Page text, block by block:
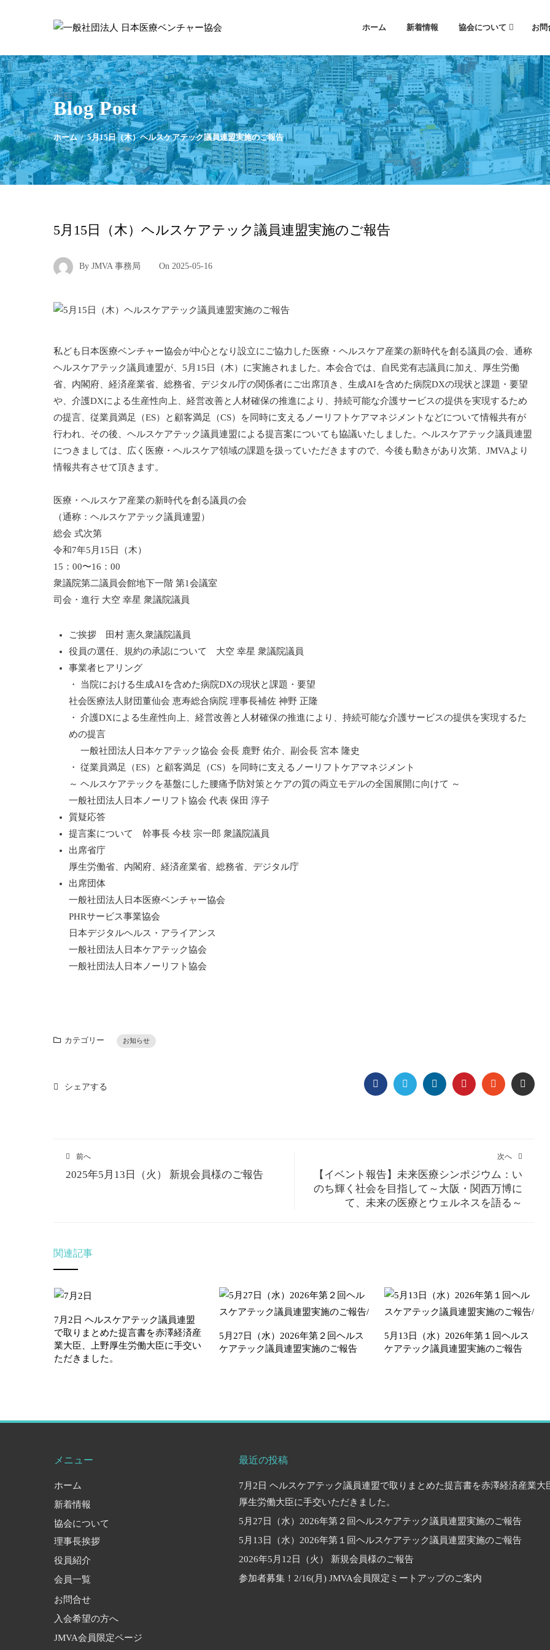
ホーム 新着情報 協会について お問
Blog Post
ホーム 5月15日（木）ヘルスケアテック議員連盟実施のご報告
5月15日（木）ヘルスケアテック議員連盟実施のご報告
By JMVA 事務局 On 2025-05-16
私ども日本医療ベンチャー協会が中心となり設立にご協力した医療・ヘルスケア産業の新時代を創る議員の会、通称
ヘルスケアテック議員連盟が、5月15日（木）に実施されました。本会合では、自民党有志議員に加え、厚生労働
省、内閣府、経済産業省、総務省、デジタル庁の関係者にご出席頂き、生成AIを含めた病院DXの現状と課題・要望
や、介護DXによる生産性向上、経営改善と人材確保の推進により、持続可能な介護サービスの提供を実現するため
の提言、従業員満足（ES）と顧客満足（CS）を同時に支えるノーリフトケアマネジメントなどについて情報共有が
行われ、その後、ヘルスケアテック議員連盟による提言案についても協議いたしました。ヘルスケアテック議員連盟
につきましては、広く医療・ヘルスケア領域の課題を扱っていただきますので、今後も動きがあり次第、JMVAより
情報共有させて頂きます。
医療・ヘルスケア産業の新時代を創る議員の会
（通称：ヘルスケアテック議員連盟）
総会 式次第
令和7年5月15日（木）
15：00〜16：00
衆議院第二議員会館地下一階 第1会議室
司会・進行 大空 幸星 衆議院議員
ご挨拶 田村 憲久衆議院議員
役員の選任、規約の承認について 大空 幸星 衆議院議員
事業者ヒアリング
・ 当院における生成AIを含めた病院DXの現状と課題・要望
社会医療法人財団董仙会 恵寿総合病院 理事長補佐 神野 正隆
・ 介護DXによる生産性向上、経営改善と人材確保の推進により、持続可能な介護サービスの提供を実現するた
めの提言
一般社団法人日本ケアテック協会 会長 鹿野 佑介、副会長 宮本 隆史
・ 従業員満足（ES）と顧客満足（CS）を同時に支えるノーリフトケアマネジメント
～ ヘルスケアテックを基盤にした腰痛予防対策とケアの質の両立モデルの全国展開に向けて ～
一般社団法人日本ノーリフト協会 代表 保田 淳子
質疑応答
提言案について 幹事長 今枝 宗一郎 衆議院議員
出席省庁
厚生労働省、内閣府、経済産業省、総務省、デジタル庁
出席団体
一般社団法人日本医療ベンチャー協会
PHRサービス事業協会
日本デジタルヘルス・アライアンス
一般社団法人日本ケアテック協会
一般社団法人日本ノーリフト協会
カテゴリー お知らせ
シェアする FACEBOOKTWITTERLINKEDINPINTEREST
前へ
2025年5月13日（火） 新規会員様のご報告
次へ
【イベント報告】未来医療シンポジウム：い
のち輝く社会を目指して～大阪・関西万博に
て、未来の医療とウェルネスを語る～
関連記事
7月2日 ヘルスケアテック議員連盟
で取りまとめた提言書を赤澤経済産
業大臣、上野厚生労働大臣に手交い
ただきました。
5月27日（水）2026年第２回ヘルス
ケアテック議員連盟実施のご報告
5月13日（水）2026年第１回ヘルス
ケアテック議員連盟実施のご報告
メニュー
ホーム
新着情報
協会について
理事長挨拶
役員紹介
会員一覧
お問合せ
入会希望の方へ
JMVA会員限定ページ
最近の投稿
7月2日 ヘルスケアテック議員連盟で取りまとめた提言書を赤澤経済産業大
厚生労働大臣に手交いただきました。
5月27日（水）2026年第２回ヘルスケアテック議員連盟実施のご報告
5月13日（水）2026年第１回ヘルスケアテック議員連盟実施のご報告
2026年5月12日（火） 新規会員様のご報告
参加者募集！2/16(月) JMVA会員限定ミートアップのご案内